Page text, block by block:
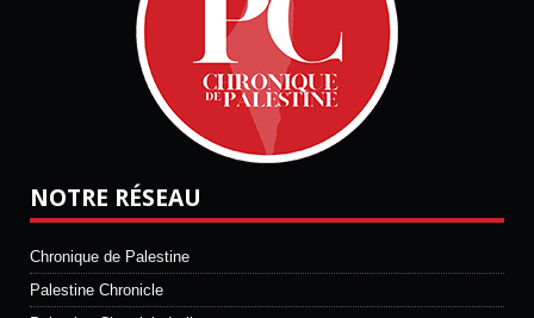
NOTRE RÉSEAU
Chronique de Palestine
Palestine Chronicle